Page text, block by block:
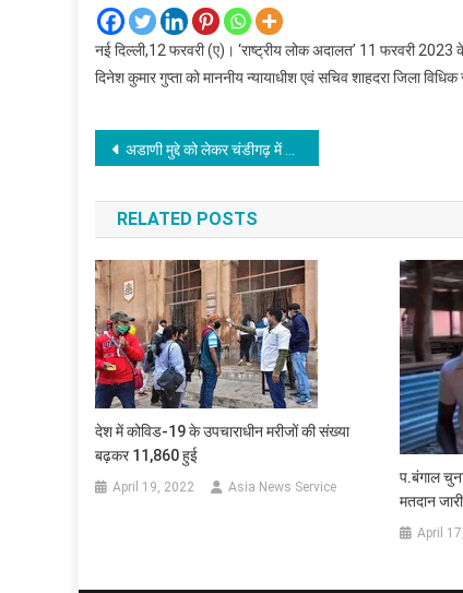
नई दिल्ली,12 फरवरी (ए)। ‘राष्ट्रीय लोक अदालत’ 11 फरवरी
दिनेश कुमार गुप्ता को माननीय न्यायाधीश एवं सचिव शाहदरा जिला
Post
navigation
अडाणी मुद्दे को लेकर चंडीगढ़ में प्रदर्शन कर रहे आप कार्यकर्ताओं पर पुलिस ने पानी की बौछार की
RELATED POSTS
देश में कोविड-19 के उपचाराधीन मरीजों की संख्या
बढ़कर 11,860 हुई
April 19, 2022 Asia News Service
प.बंगाल
मतदान जारी
April